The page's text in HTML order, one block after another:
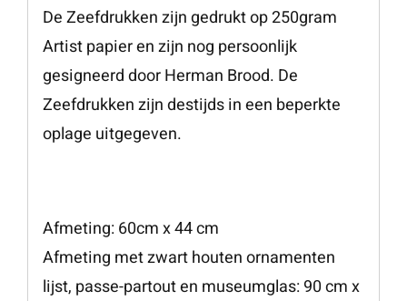
De Zeefdrukken zijn gedrukt op 250gram
Artist papier en zijn nog persoonlijk
gesigneerd door Herman Brood. De
Zeefdrukken zijn destijds in een beperkte
oplage uitgegeven.
Afmeting: 60cm x 44 cm
Afmeting met zwart houten ornamenten
lijst, passe-partout en museumglas: 90 cm x